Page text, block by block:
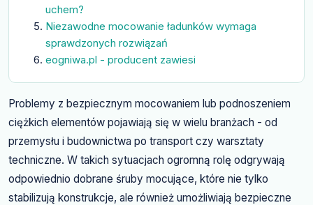
uchem?
Niezawodne mocowanie ładunków wymaga
sprawdzonych rozwiązań
eogniwa.pl - producent zawiesi
Problemy z bezpiecznym mocowaniem lub podnoszeniem
ciężkich elementów pojawiają się w wielu branżach - od
przemysłu i budownictwa po transport czy warsztaty
techniczne. W takich sytuacjach ogromną rolę odgrywają
odpowiednio dobrane śruby mocujące, które nie tylko
stabilizują konstrukcje, ale również umożliwiają bezpieczne